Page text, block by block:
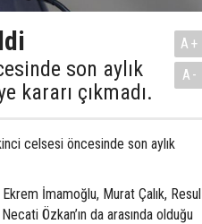
son aylık
kararı çıkmadı.
A+
A-
celsesi öncesinde son aylık
İmamoğlu, Murat Çalık, Resul
Özkan’ın da arasında olduğu